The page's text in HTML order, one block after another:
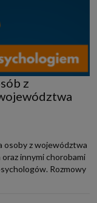
z
osoby z województwa
innymi chorobami
Rozmowy